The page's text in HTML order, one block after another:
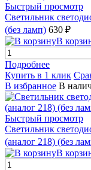
Быстрый просмотр
Светильник
(без ламп) 630 ₽
В
Подробнее
Купить в 1 клик
В избранное В
Быстрый просмотр
Светильник
(аналог 218) (без
В